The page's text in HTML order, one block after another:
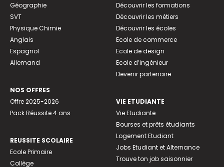
Géographie
SVT
Physique Chimie
Anglais
Espagnol
Allemand
NOS OFFRES
Offre 2025-2026
Pack Réussite 4 ans
REUSSITE SCOLAIRE
Ecole Primaire
Collège
Découvrir les formations
Découvrir les métiers
Découvrir les écoles
Ecole de commerce
Ecole de design
Ecole d’ingénieur
Devenir partenaire
VIE ETUDIANTE
Vie Etudiante
Bourses et prêts étudiants
Logement Etudiant
Jobs Etudiant et Alternance
Trouve ton job saisonnier